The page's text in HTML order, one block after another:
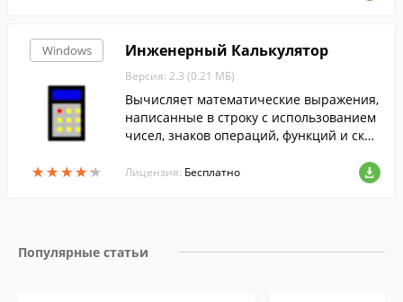
Windows
★★★★★
★★★★★
Инженерный Калькулятор
Версия: 2.3 (0.21 МБ)
Вычисляет математические выражения,
написанные в строку с использованием
чисел, знаков операций, функций и скоб
ользованием единиц измерения
Лицензия: Бесплатно
Популярные статьи